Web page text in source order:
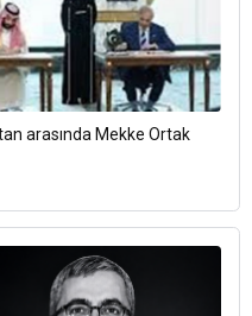
arasında Mekke Ortak